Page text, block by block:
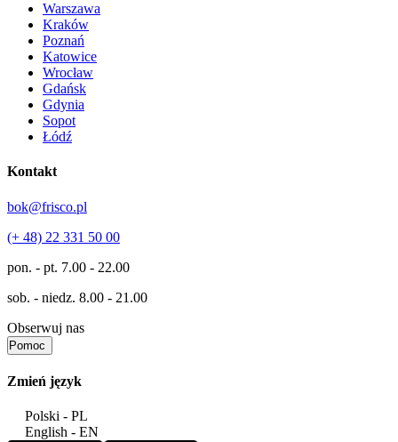
Warszawa
Kraków
Poznań
Katowice
Wrocław
Gdańsk
Gdynia
Sopot
Łódź
Kontakt
bok@frisco.pl
(+ 48) 22 331 50 00
pon. - pt. 7.00 - 22.00
sob. - niedz. 8.00 - 21.00
Obserwuj nas
Pomoc
Zmień język
Polski - PL
English - EN